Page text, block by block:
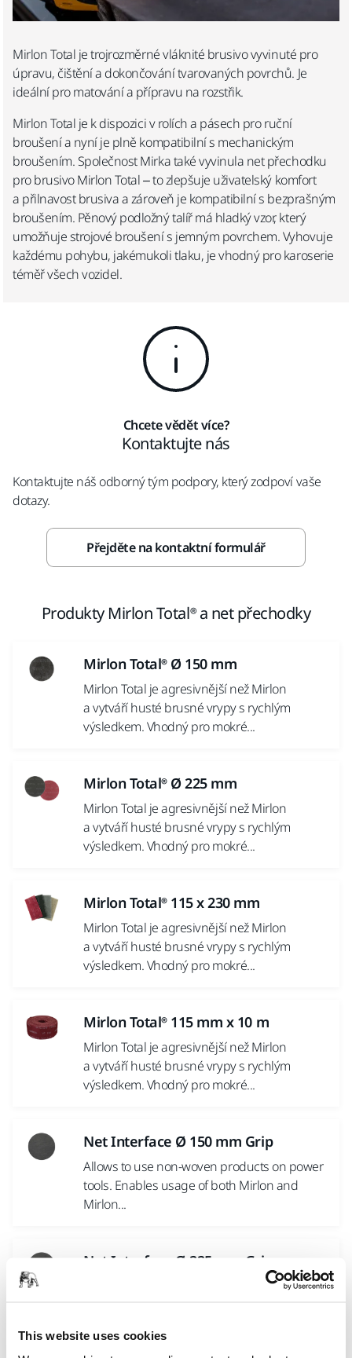
This website uses cookies
Mirlon Total je trojrozměrné vláknité brusivo vyvinuté pro
úpravu, čištění a dokončování tvarovaných povrchů. Je
ideální pro matování a přípravu na rozstřik.
Mirlon Total je k dispozici v rolích a pásech pro ruční
broušení a nyní je plně kompatibilní s mechanickým
broušením. Společnost Mirka také vyvinula net přechodku
pro brusivo Mirlon Total – to zlepšuje uživatelský komfort
a přilnavost brusiva a zároveň je kompatibilní s bezprašným
broušením. Pěnový podložný talíř má hladký vzor, který
umožňuje strojové broušení s jemným povrchem. Vyhovuje
každému pohybu, jakémukoli tlaku, je vhodný pro karoserie
téměř všech vozidel.
Chcete vědět více?
Kontaktujte nás
Kontaktujte náš odborný tým podpory, který zodpoví vaše
dotazy.
Přejděte na kontaktní formulář
Produkty Mirlon Total® a net přechodky
Mirlon Total® Ø 150 mm
Mirlon Total je agresivnější než Mirlon
a vytváří husté brusné vrypy s rychlým
výsledkem. Vhodný pro mokré...
Mirlon Total® Ø 225 mm
Mirlon Total je agresivnější než Mirlon
a vytváří husté brusné vrypy s rychlým
výsledkem. Vhodný pro mokré...
Mirlon Total® 115 x 230 mm
Mirlon Total je agresivnější než Mirlon
a vytváří husté brusné vrypy s rychlým
výsledkem. Vhodný pro mokré...
Mirlon Total® 115 mm x 10 m
Mirlon Total je agresivnější než Mirlon
a vytváří husté brusné vrypy s rychlým
výsledkem. Vhodný pro mokré...
Net Interface Ø 150 mm Grip
Allows to use non-woven products on power
tools. Enables usage of both Mirlon and
Mirlon...
Net Interface Ø 225 mm Grip
Allows to use non-woven products on power